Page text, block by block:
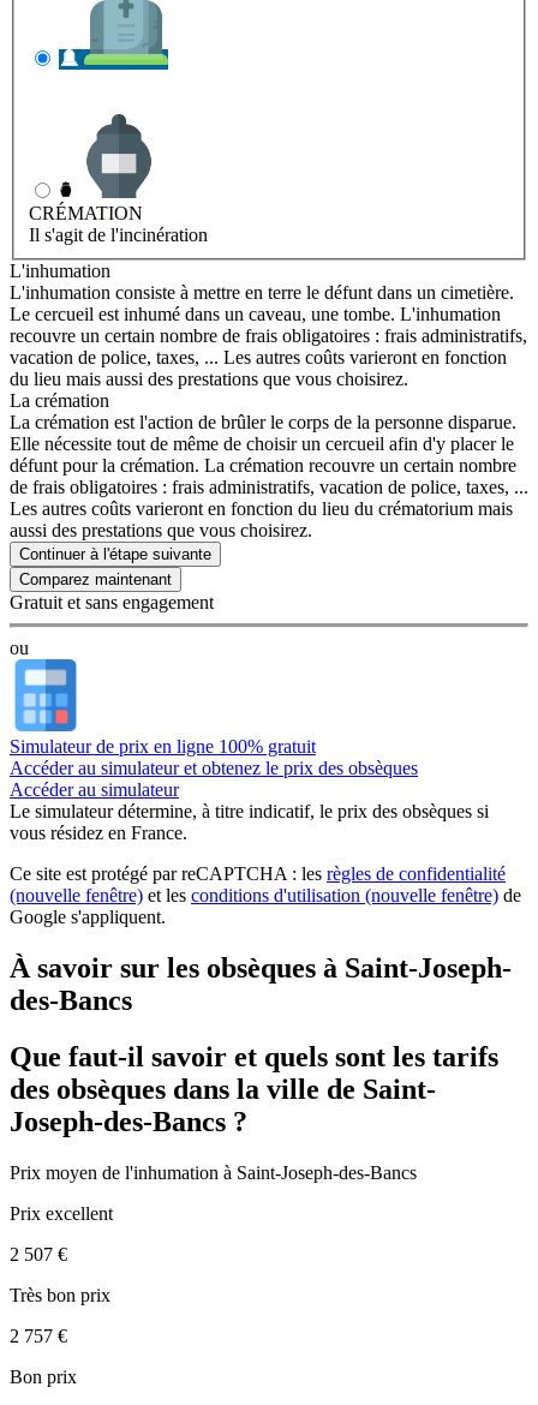
CRÉMATION
Il s'agit de l'incinération
L'inhumation
L'inhumation consiste à mettre en terre le défunt dans un cimetière.
Le cercueil est inhumé dans un caveau, une tombe. L'inhumation
recouvre un certain nombre de frais obligatoires : frais administratifs,
vacation de police, taxes, ... Les autres coûts varieront en fonction
du lieu mais aussi des prestations que vous choisirez.
La crémation
La crémation est l'action de brûler le corps de la personne disparue.
Elle nécessite tout de même de choisir un cercueil afin d'y placer le
défunt pour la crémation. La crémation recouvre un certain nombre
de frais obligatoires : frais administratifs, vacation de police, taxes, ...
Les autres coûts varieront en fonction du lieu du crématorium mais
aussi des prestations que vous choisirez.
Continuer à l'étape suivante
Gratuit et sans engagement
ou
Simulateur de prix en ligne 100% gratuit
Accéder au simulateur et obtenez le prix des obsèques
Accéder au simulateur
Le simulateurdétermine, à titre indicatif, le prix des obsèques si
vous résidez en France.
Ce site est protégé par reCAPTCHA : les règles de confidentialité
(nouvelle fenêtre) et les conditions d'utilisation (nouvelle fenêtre) de
Google s'appliquent.
À savoir sur les obsèques à Saint-Joseph-
des-Bancs
Que faut-il savoir et quels sont les tarifs
des obsèques dans la ville de Saint-
Joseph-des-Bancs ?
Prix moyen de l'inhumation à Saint-Joseph-des-Bancs
Prix excellent
2 507 €
Très bon prix
2 757 €
Bon prix